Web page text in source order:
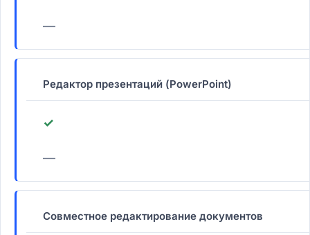
—
Редактор презентаций (PowerPoint)
✓
—
Совместное редактирование документов